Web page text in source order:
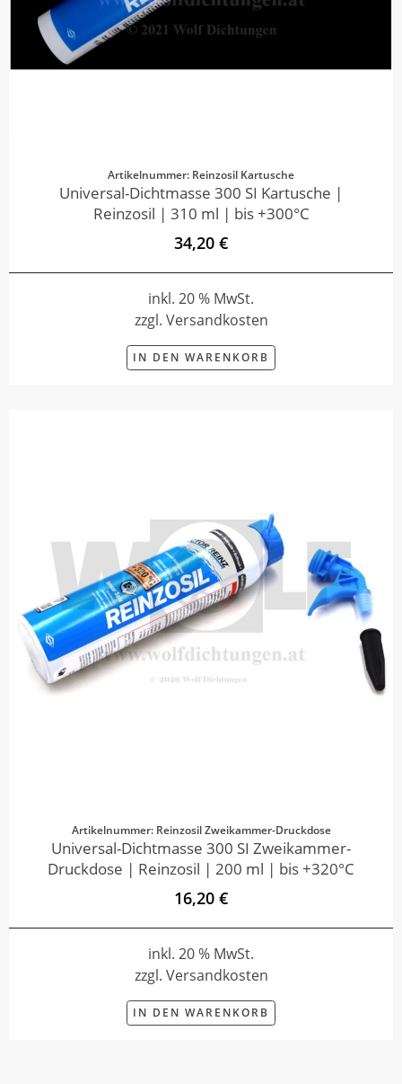
Artikelnummer: Reinzosil Kartusche
Universal-Dichtmasse 300 SI Kartusche |
Reinzosil | 310 ml | bis +300°C
34,20 €
inkl. 20 % MwSt.
zzgl. Versandkosten
IN DEN WARENKORB
Artikelnummer: Reinzosil Zweikammer-Druckdose
Universal-Dichtmasse 300 SI Zweikammer-
Druckdose | Reinzosil | 200 ml | bis +320°C
16,20 €
inkl. 20 % MwSt.
zzgl. Versandkosten
IN DEN WARENKORB